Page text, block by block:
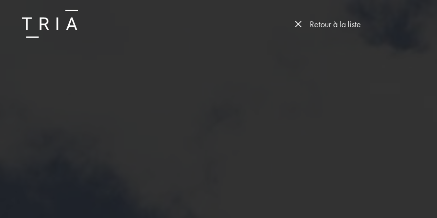
Retour à la liste